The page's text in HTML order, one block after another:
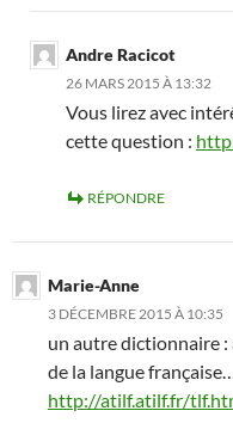
Andre Racicot
26 MARS 2015 À 13:32
Vous lirez avec
cette question :
RÉPONDRE
Marie-Anne
3 DÉCEMBRE 2015 À 10:35
un autre dictionnaire
de la langue
http://atilf.atilf.fr/